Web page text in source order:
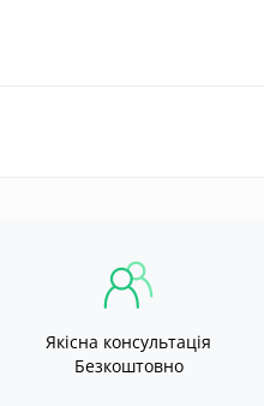
Якісна консультація
Безкоштовно